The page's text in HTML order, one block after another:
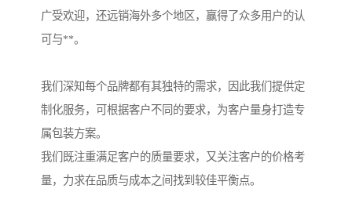
广受欢迎，还远销海外多个地区，赢得了众多用户的认
可与**。
我们深知每个品牌都有其独特的需求，因此我们提供定
制化服务，可根据客户不同的要求，为客户量身打造专
属包装方案。
我们既注重满足客户的质量要求，又关注客户的价格考
量，力求在品质与成本之间找到较佳平衡点。